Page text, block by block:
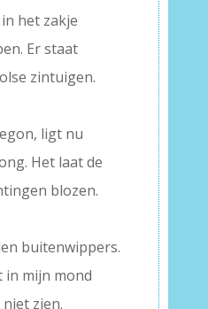
het zakje
Er staat
zintuigen.
ligt nu
Het laat de
blozen.
buitenwippers.
in mijn mond
zien.